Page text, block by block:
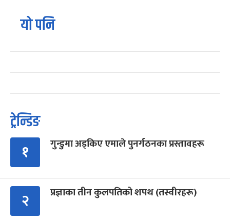
यो पनि
ट्रेन्डिङ
१ गुन्डुमा अड्किए एमाले पुनर्गठनका प्रस्तावहरू
२ प्रज्ञाका तीन कुलपतिको शपथ (तस्वीरहरू)